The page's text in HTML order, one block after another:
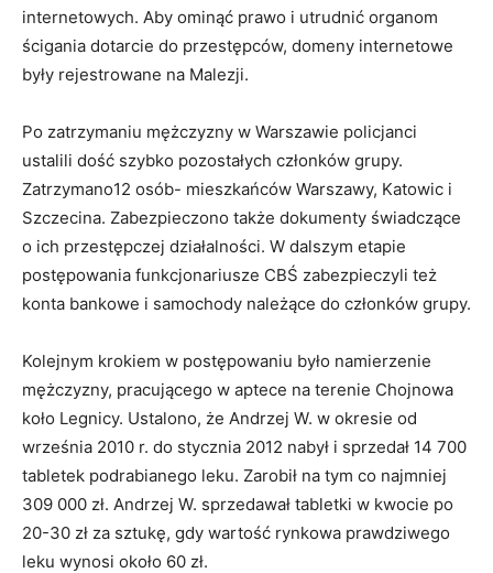
internetowych. Aby ominąć prawo i utrudnić organom
ścigania dotarcie do przestępców, domeny internetowe
były rejestrowane na Malezji.
Po zatrzymaniu mężczyzny w Warszawie policjanci
ustalili dość szybko pozostałych członków grupy.
Zatrzymano12 osób- mieszkańców Warszawy, Katowic i
Szczecina. Zabezpieczono także dokumenty świadczące
o ich przestępczej działalności. W dalszym etapie
postępowania funkcjonariusze CBŚ zabezpieczyli też
konta bankowe i samochody należące do członków grupy.
Kolejnym krokiem w postępowaniu było namierzenie
mężczyzny, pracującego w aptece na terenie Chojnowa
koło Legnicy. Ustalono, że Andrzej W. w okresie od
września 2010 r. do stycznia 2012 nabył i sprzedał 14 700
tabletek podrabianego leku. Zarobił na tym co najmniej
309 000 zł. Andrzej W. sprzedawał tabletki w kwocie po
20-30 zł za sztukę, gdy wartość rynkowa prawdziwego
leku wynosi około 60 zł.